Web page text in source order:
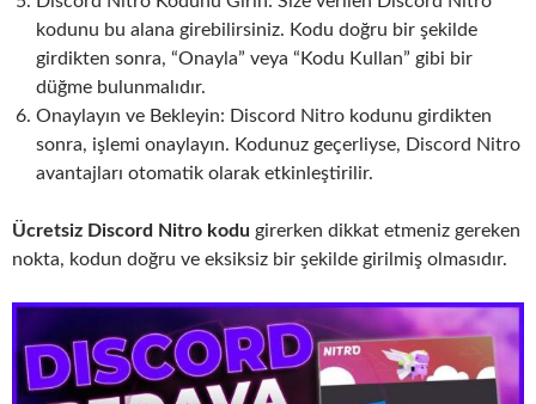
kodunu bu alana girebilirsiniz. Kodu doğru bir şekilde
girdikten sonra, “Onayla” veya “Kodu Kullan” gibi bir
düğme bulunmalıdır.
Onaylayın ve Bekleyin: Discord Nitro kodunu girdikten
sonra, işlemi onaylayın. Kodunuz geçerliyse, Discord Nitro
avantajları otomatik olarak etkinleştirilir.
Ücretsiz Discord Nitro kodu girerken dikkat etmeniz gereken
nokta, kodun doğru ve eksiksiz bir şekilde girilmiş olmasıdır.